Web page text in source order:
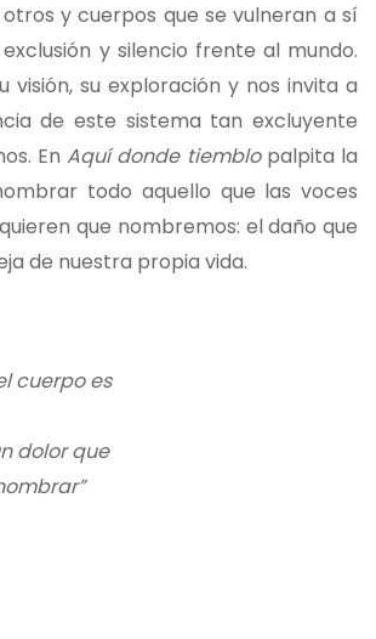
y cuerpos que se vulneran a sí
y silencio frente al mundo.
visión, su exploración y nos invita a
de este sistema tan excluyente
EnAquí donde tiemblopalpita la
todo aquello que las voces
que nombremos: el daño que
de nuestra propia vida.
cuerpo es
que